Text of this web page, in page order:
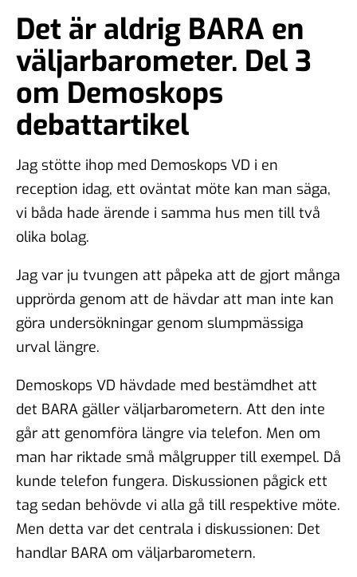
Det är aldrig BARA en
väljarbarometer. Del 3
om Demoskops
debattartikel
Jag stötte ihop med Demoskops VD i en
reception idag, ett oväntat möte kan man säga,
vi båda hade ärende i samma hus men till två
olika bolag.
Jag var ju tvungen att påpeka att de gjort många
upprörda genom att de hävdar att man inte kan
göra undersökningar genom slumpmässiga
urval längre.
Demoskops VD hävdade med bestämdhet att
det BARA gäller väljarbarometern. Att den inte
går att genomföra längre via telefon. Men om
man har riktade små målgrupper till exempel. Då
kunde telefon fungera. Diskussionen pågick ett
tag sedan behövde vi alla gå till respektive möte.
Men detta var det centrala i diskussionen: Det
handlar BARA om väljarbarometern.